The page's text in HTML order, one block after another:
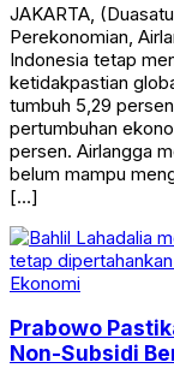
JAKARTA,
Perekonomian,
Indonesia tetap
ketidakpastian
tumbuh 5,29
pertumbuhan
persen. Airlangga
belum mampu
[…]
Ekonomi
Prabowo
Non-Subsidi